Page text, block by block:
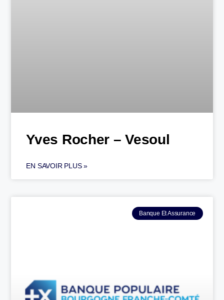
Yves Rocher – Vesoul
EN SAVOIR PLUS »
Banque Et Assurance